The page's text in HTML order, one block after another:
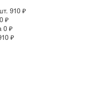
910 ₽
₽
0 ₽
₽